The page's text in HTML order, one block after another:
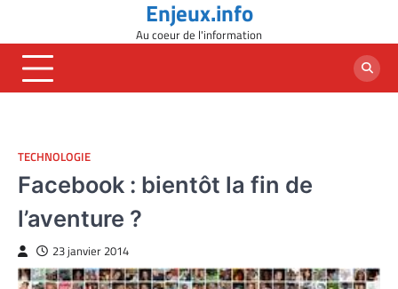
content
Enjeux.info
Au coeur de l'information
TECHNOLOGIE
Facebook : bientôt la fin de
l’aventure ?
23 janvier 2014